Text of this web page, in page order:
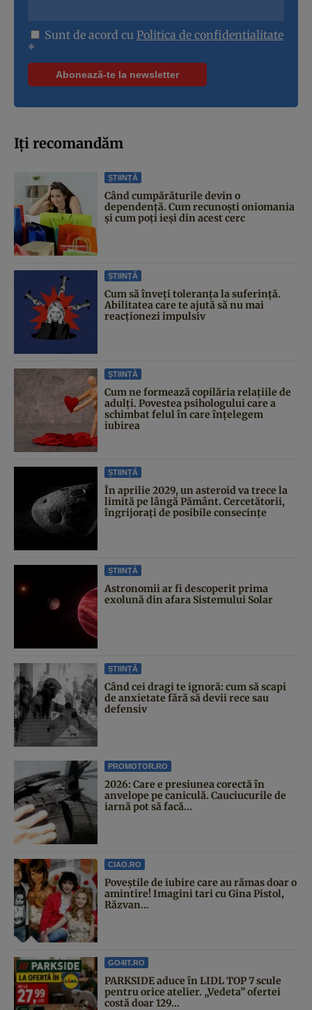
Sunt de acord cu Politica de confidentialitate
*
Iți recomandăm
ȘTIINȚĂ
Când cumpărăturile devin o
dependență. Cum recunoști oniomania
și cum poți ieși din acest cerc
ȘTIINȚĂ
Cum să înveți toleranța la suferință.
Abilitatea care te ajută să nu mai
reacționezi impulsiv
ȘTIINȚĂ
Cum ne formează copilăria relațiile de
adulți. Povestea psihologului care a
schimbat felul în care înțelegem
iubirea
ȘTIINȚĂ
În aprilie 2029, un asteroid va trece la
limită pe lângă Pământ. Cercetătorii,
îngrijorați de posibile consecințe
ȘTIINȚĂ
Astronomii ar fi descoperit prima
exolună din afara Sistemului Solar
ȘTIINȚĂ
Când cei dragi te ignoră: cum să scapi
de anxietate fără să devii rece sau
defensiv
PROMOTOR.RO
2026: Care e presiunea corectă în
anvelope pe caniculă. Cauciucurile de
iarnă pot să facă...
CIAO.RO
Poveştile de iubire care au rămas doar o
amintire! Imagini tari cu Gina Pistol,
Răzvan...
GO4IT.RO
PARKSIDE aduce în LIDL TOP 7 scule
pentru orice atelier. „Vedeta” ofertei
costă doar 129...